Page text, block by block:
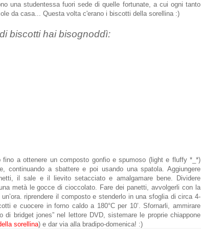
una studentessa fuori sede di quelle fortunate, a cui ogni tanto
da casa... Questa volta c'erano i biscotti della sorellina :)
biscotti hai bisognoddì:
a ottenere un composto gonfio e spumoso (light e fluffy *_*)
continuando a sbattere e poi usando una spatola. Aggiungere
il sale e il lievito setacciato e amalgamare bene. Dividere
metà le gocce di cioccolato. Fare dei panetti, avvolgerli con la
riprendere il composto e stenderlo in una sfoglia di circa 4-
e cuocere in forno caldo a 180°C per 10’. Sfornarli, ammirare
di bridget jones” nel lettore DVD, sistemare le proprie chiappone
sorellina) e dar via alla bradipo-domenica! :)